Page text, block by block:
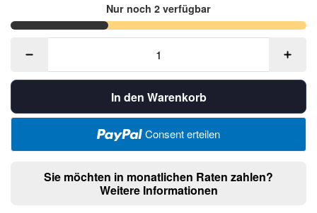
Nur noch 2 verfügbar
In den Warenkorb
Consent erteilen
Sie möchten in monatlichen Raten zahlen?
Weitere Informationen